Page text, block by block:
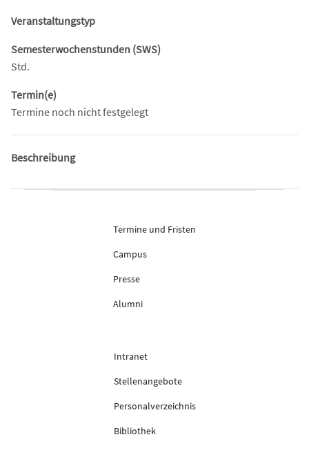
Veranstaltungstyp
Semesterwochenstunden (SWS)
Std.
Termin(e)
Termine noch nicht festgelegt
Beschreibung
Termine und Fristen
Campus
Presse
Alumni
Intranet
Stellenangebote
Personalverzeichnis
Bibliothek